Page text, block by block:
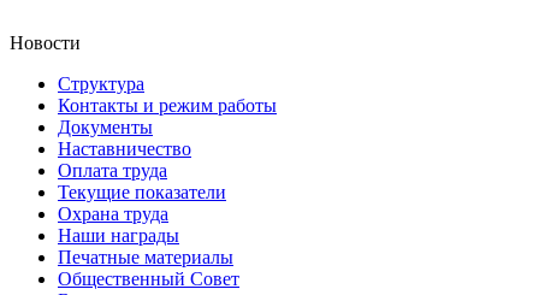
Новости
Структура
Контакты и режим работы
Документы
Наставничество
Оплата труда
Текущие показатели
Охрана труда
Наши награды
Печатные материалы
Общественный Совет